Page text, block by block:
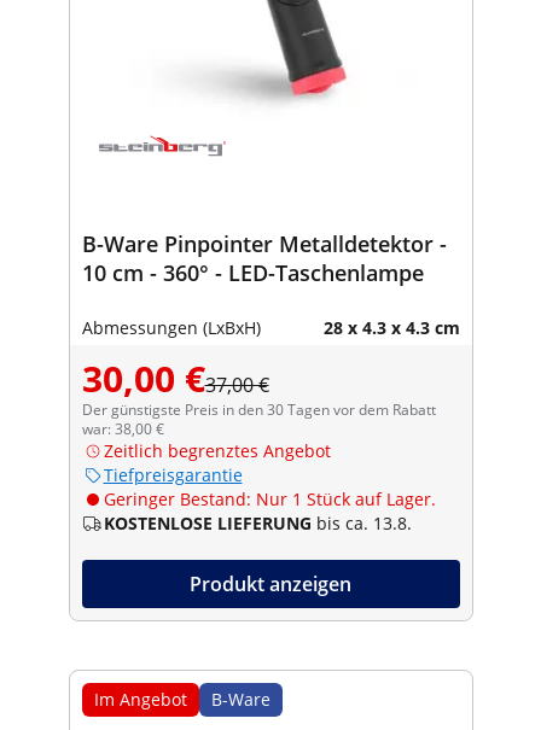
B-Ware Pinpointer Metalldetektor -
10 cm - 360° - LED-Taschenlampe
Abmessungen (LxBxH) 28 x 4.3 x 4.3 cm
30,00 €37,00 €
Der günstigste Preis in den 30 Tagen vor dem Rabatt
war: 38,00 €
Zeitlich begrenztes Angebot
Tiefpreisgarantie
Geringer Bestand: Nur 1 Stück auf Lager.
KOSTENLOSE LIEFERUNG bis ca. 13.8.
Produkt anzeigen
Im Angebot B-Ware